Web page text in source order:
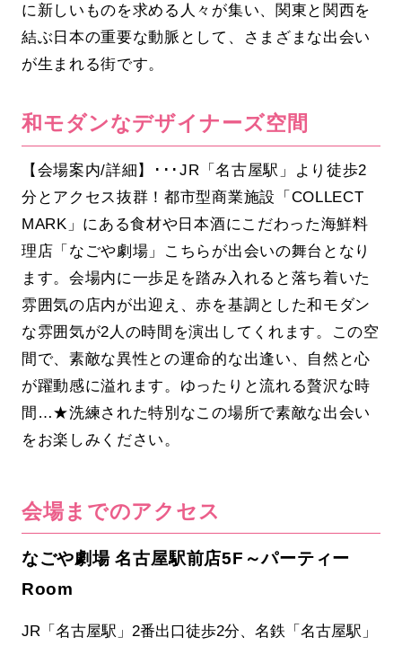
に新しいものを求める人々が集い、関東と関西を
結ぶ日本の重要な動脈として、さまざまな出会い
が生まれる街です。
和モダンなデザイナーズ空間
【会場案内/詳細】･･･JR「名古屋駅」より徒歩2
分とアクセス抜群！都市型商業施設「COLLECT
MARK」にある食材や日本酒にこだわった海鮮料
理店「なごや劇場」こちらが出会いの舞台となり
ます。会場内に一歩足を踏み入れると落ち着いた
雰囲気の店内が出迎え、赤を基調とした和モダン
な雰囲気が2人の時間を演出してくれます。この空
間で、素敵な異性との運命的な出逢い、自然と心
が躍動感に溢れます。ゆったりと流れる贅沢な時
間…★洗練された特別なこの場所で素敵な出会い
をお楽しみください。
会場までのアクセス
なごや劇場 名古屋駅前店5F～パーティー
Room
JR「名古屋駅」2番出口徒歩2分、名鉄「名古屋駅」